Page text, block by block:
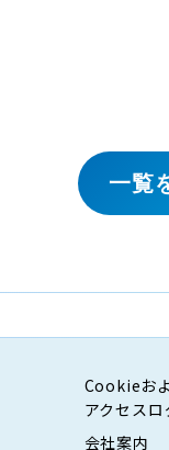
一覧
Cookieお
アクセス
会社案内